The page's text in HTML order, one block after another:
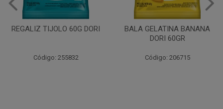
BALA GELATINA BANANA
Código: 206715
BALA GELATINA AMORA
DORI 60GR